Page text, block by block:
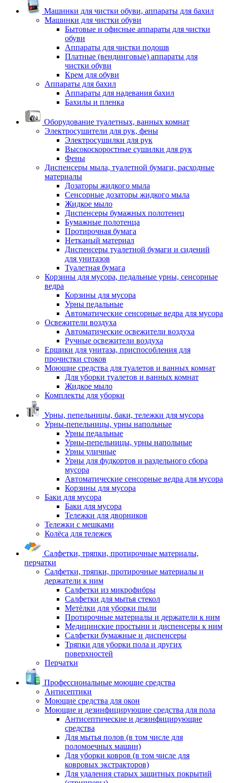
Машинки для чистки обуви, аппараты для бахил
Машинки для чистки обуви
Бытовые и офисные аппараты для чистки
обуви
Аппараты для чистки подошв
Платные (вендинговые) аппараты для
чистки обуви
Крем для обуви
Аппараты для бахил
Аппараты для надевания бахил
Бахилы и пленка
Оборудование туалетных, ванных комнат
Электросушители для рук, фены
Электросушилки для рук
Высокоскоростные сушилки для рук
Фены
Диспенсеры мыла, туалетной бумаги, расходные
материалы
Дозаторы жидкого мыла
Сенсорные дозаторы жидкого мыла
Жидкое мыло
Диспенсеры бумажных полотенец
Бумажные полотенца
Протирочная бумага
Нетканый материал
Диспенсеры туалетной бумаги и сидений
для унитазов
Туалетная бумага
Корзины для мусора, педальные урны, сенсорные
ведра
Корзины для мусора
Урны педальные
Автоматические сенсорные ведра для мусора
Освежители воздуха
Автоматические освежители воздуха
Ручные освежители воздуха
Ершики для унитаза, приспособления для
прочистки стоков
Моющие средства для туалетов и ванных комнат
Для уборки туалетов и ванных комнат
Жидкое мыло
Комплекты для уборки
Урны, пепельницы, баки, тележки для мусора
Урны-пепельницы, урны напольные
Урны педальные
Урны-пепельницы, урны напольные
Урны уличные
Урны для фудкортов и раздельного сбора
мусора
Автоматические сенсорные ведра для мусора
Корзины для мусора
Баки для мусора
Баки для мусора
Тележки для дворников
Тележки с мешками
Колёса для тележек
Салфетки, тряпки, протирочные материалы,
перчатки
Салфетки, тряпки, протирочные материалы и
держатели к ним
Салфетки из микрофибры
Салфетки для мытья стекол
Метёлки для уборки пыли
Протирочные материалы и держатели к ним
Медицинские простыни и диспенсеры к ним
Салфетки бумажные и диспенсеры
Тряпки для уборки пола и других
поверхностей
Перчатки
Профессиональные моющие средства
Антисептики
Моющие средства для окон
Моющие и дезинфицирующие средства для пола
Антисептические и дезинфицирующие
средства
Для мытья полов (в том числе для
поломоечных машин)
Для уборки ковров (в том числе для
ковровых экстракторов)
Для удаления старых защитных покрытий